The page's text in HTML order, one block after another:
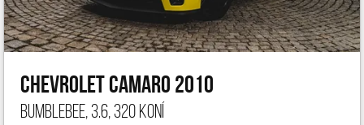
Chevrolet Camaro 2010
Bumblebee, 3.6, 320 koní